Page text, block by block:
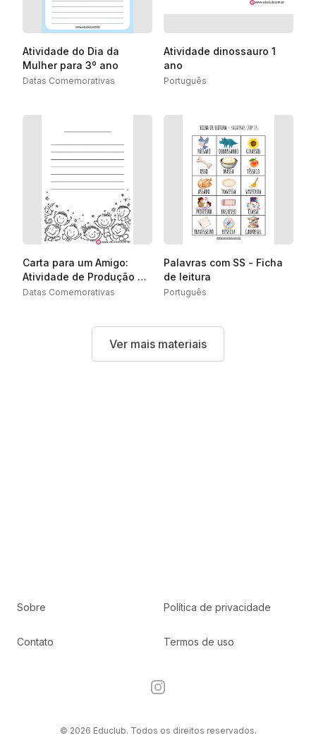
Atividade do Dia da
Mulher para 3º ano
Datas Comemorativas
Atividade dinossauro 1
ano
Português
Carta para um Amigo:
Atividade de Produção de
Texto para o Dia do Amigo
Datas Comemorativas
Palavras com SS - Ficha
de leitura
Português
Ver mais materiais
Sobre
Contato
Política de privacidade
Termos de uso
Instagram
© 2026 Educlub. Todos os direitos reservados.